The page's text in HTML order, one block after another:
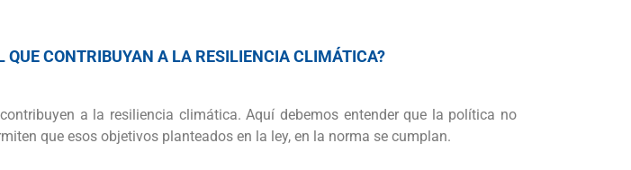
CONTRIBUYAN A LA RESILIENCIA CLIMÁTICA?
a la resiliencia climática. Aquí debemos entender que la política no
que esos objetivos planteados en la ley, en la norma se cumplan.